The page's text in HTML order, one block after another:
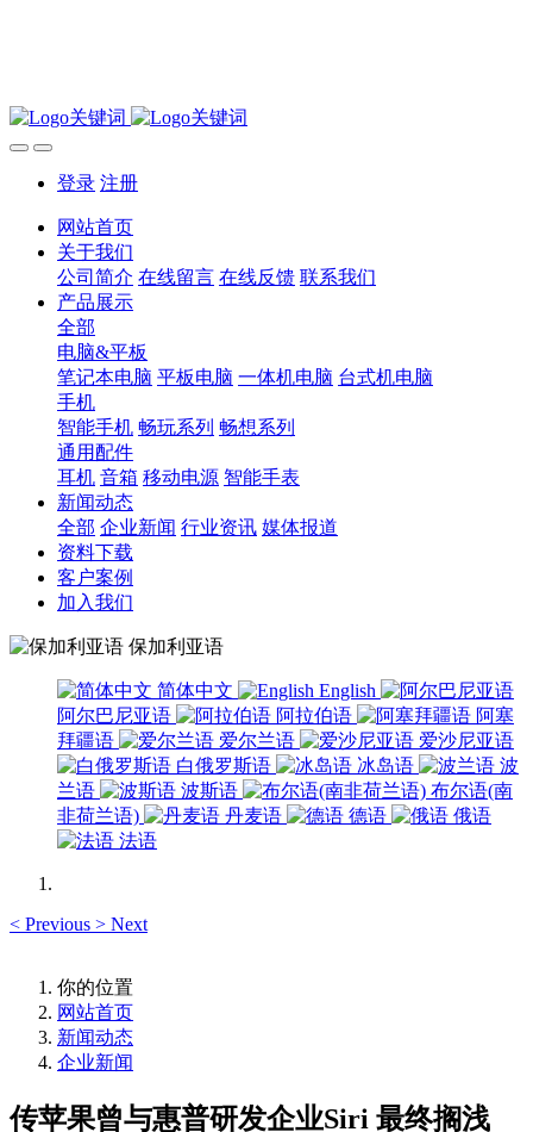
登录 注册
网站首页
关于我们
公司简介 在线留言 在线反馈 联系我们
产品展示
全部
电脑&平板
笔记本电脑 平板电脑 一体机电脑 台式机电脑
手机
智能手机 畅玩系列 畅想系列
通用配件
耳机 音箱 移动电源 智能手表
新闻动态
全部 企业新闻 行业资讯 媒体报道
资料下载
客户案例
加入我们
保加利亚语
简体中文
English
阿尔巴尼亚语
阿拉伯语
阿塞
拜疆语
爱尔兰语
爱沙尼亚语
白俄罗斯语
冰岛语
波
兰语
波斯语
布尔语(南
非荷兰语)
丹麦语 德语
俄语
法语
< Previous > Next
你的位置
网站首页
新闻动态
企业新闻
传苹果曾与惠普研发企业Siri 最终搁浅